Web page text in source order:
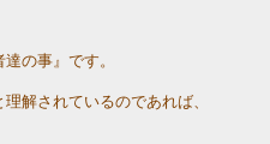
の事』です。
解されているのであれば、